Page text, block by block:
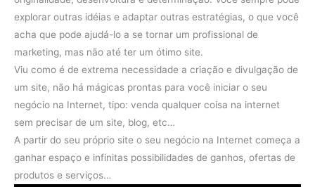
explorar outras idéias e adaptar outras estratégias, o que você
acha que pode ajudá-lo a se tornar um profissional de
marketing, mas não até ter um ótimo site.
Viu como é de extrema necessidade a criação e divulgação de
um site, não há mágicas prontas para você iniciar o seu
negócio na Internet, tipo: venda qualquer coisa na internet
sem precisar de um site, blog, etc…
A partir do seu próprio site o seu negócio na Internet começa a
ganhar espaço e infinitas possibilidades de ganhos, ofertas de
produtos e serviços…